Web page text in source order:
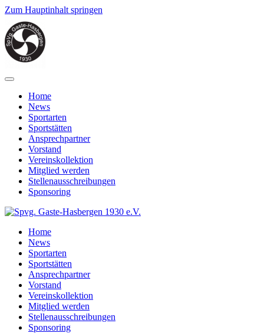
Zum Hauptinhalt springen
Home
News
Sportarten
Sportstätten
Ansprechpartner
Vorstand
Vereinskollektion
Mitglied werden
Stellenausschreibungen
Sponsoring
Home
News
Sportarten
Sportstätten
Ansprechpartner
Vorstand
Vereinskollektion
Mitglied werden
Stellenausschreibungen
Sponsoring